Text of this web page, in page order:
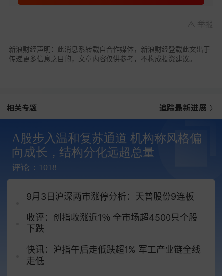
特朗普将请求最高法院对关税上诉案作出“加急裁
决”
的判决 —— 该法院认定他对其他国家进口商品征收
会沦为第三世界国家，” 特朗普在白宫对记者说。
美国联邦巡回上诉法院上周五以 7 票赞成、4 票反
对的结果作出判决，称特朗普无权实施其推行的大
受理此案并推翻该判决，该上诉法院已将判决生效
时间推迟至 10 月 14 日。
特朗普在周二表示：“我们计划明天就向最高法院提
交申请，因为我们需要尽快作出裁决。” 他称 “国家
的金融结构” 正处于危急关头。
举报
新浪财经声明：此消息系转载自合作媒体，新浪财经登载此文出于
传递更多信息之目的，文章内容仅供参考，不构成投资建议。
相关专题 追踪最新进展
A股步入温和复苏通道 机构称风格偏
向成长，结构分化远超总量
评论：1018
9月3日沪深两市涨停分析：天普股份9连板
收评：创指收涨近1％ 全市场超4500只个股
下跌
快讯：沪指午后走低跌超1% 军工产业链全线
走低